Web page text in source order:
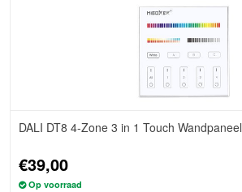
DALI DT8 4-Zone 3 in 1 Touch Wandpaneel
€39,00
Op voorraad